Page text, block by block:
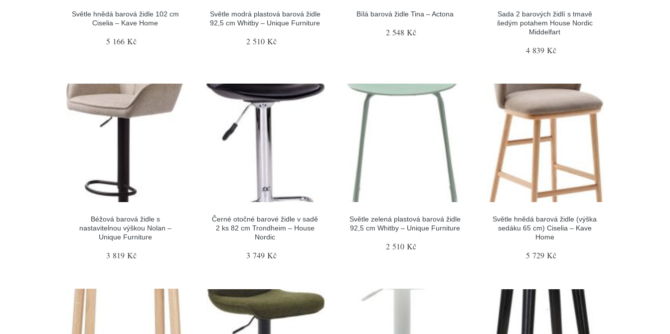
Světle hnědá barová židle 102 cm
Ciselia – Kave Home
5 166 Kč
Světle modrá plastová barová židle
92,5 cm Whitby – Unique Furniture
2 510 Kč
Bílá barová židle Tina – Actona
2 548 Kč
Sada 2 barových židlí s tmavě
šedým potahem House Nordic
Middelfart
4 839 Kč
Béžová barová židle s
nastavitelnou výškou Nolan –
Unique Furniture
3 819 Kč
Černé otočné barové židle v sadě
2 ks 82 cm Trondheim – House
Nordic
3 749 Kč
Světle zelená plastová barová židle
92,5 cm Whitby – Unique Furniture
2 510 Kč
Světle hnědá barová židle (výška
sedáku 65 cm) Ciselia – Kave
Home
5 729 Kč